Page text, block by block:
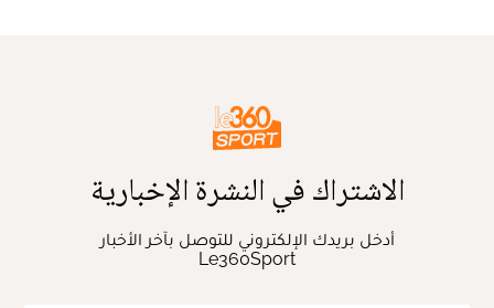
الاشتراك في النشرة الإخبارية
أدخل بريدك الإلكتروني للتوصل بآخر الأخبار
Le360Sport